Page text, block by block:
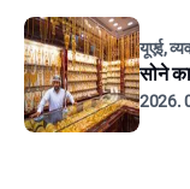
यूएई,
सोने
2026.